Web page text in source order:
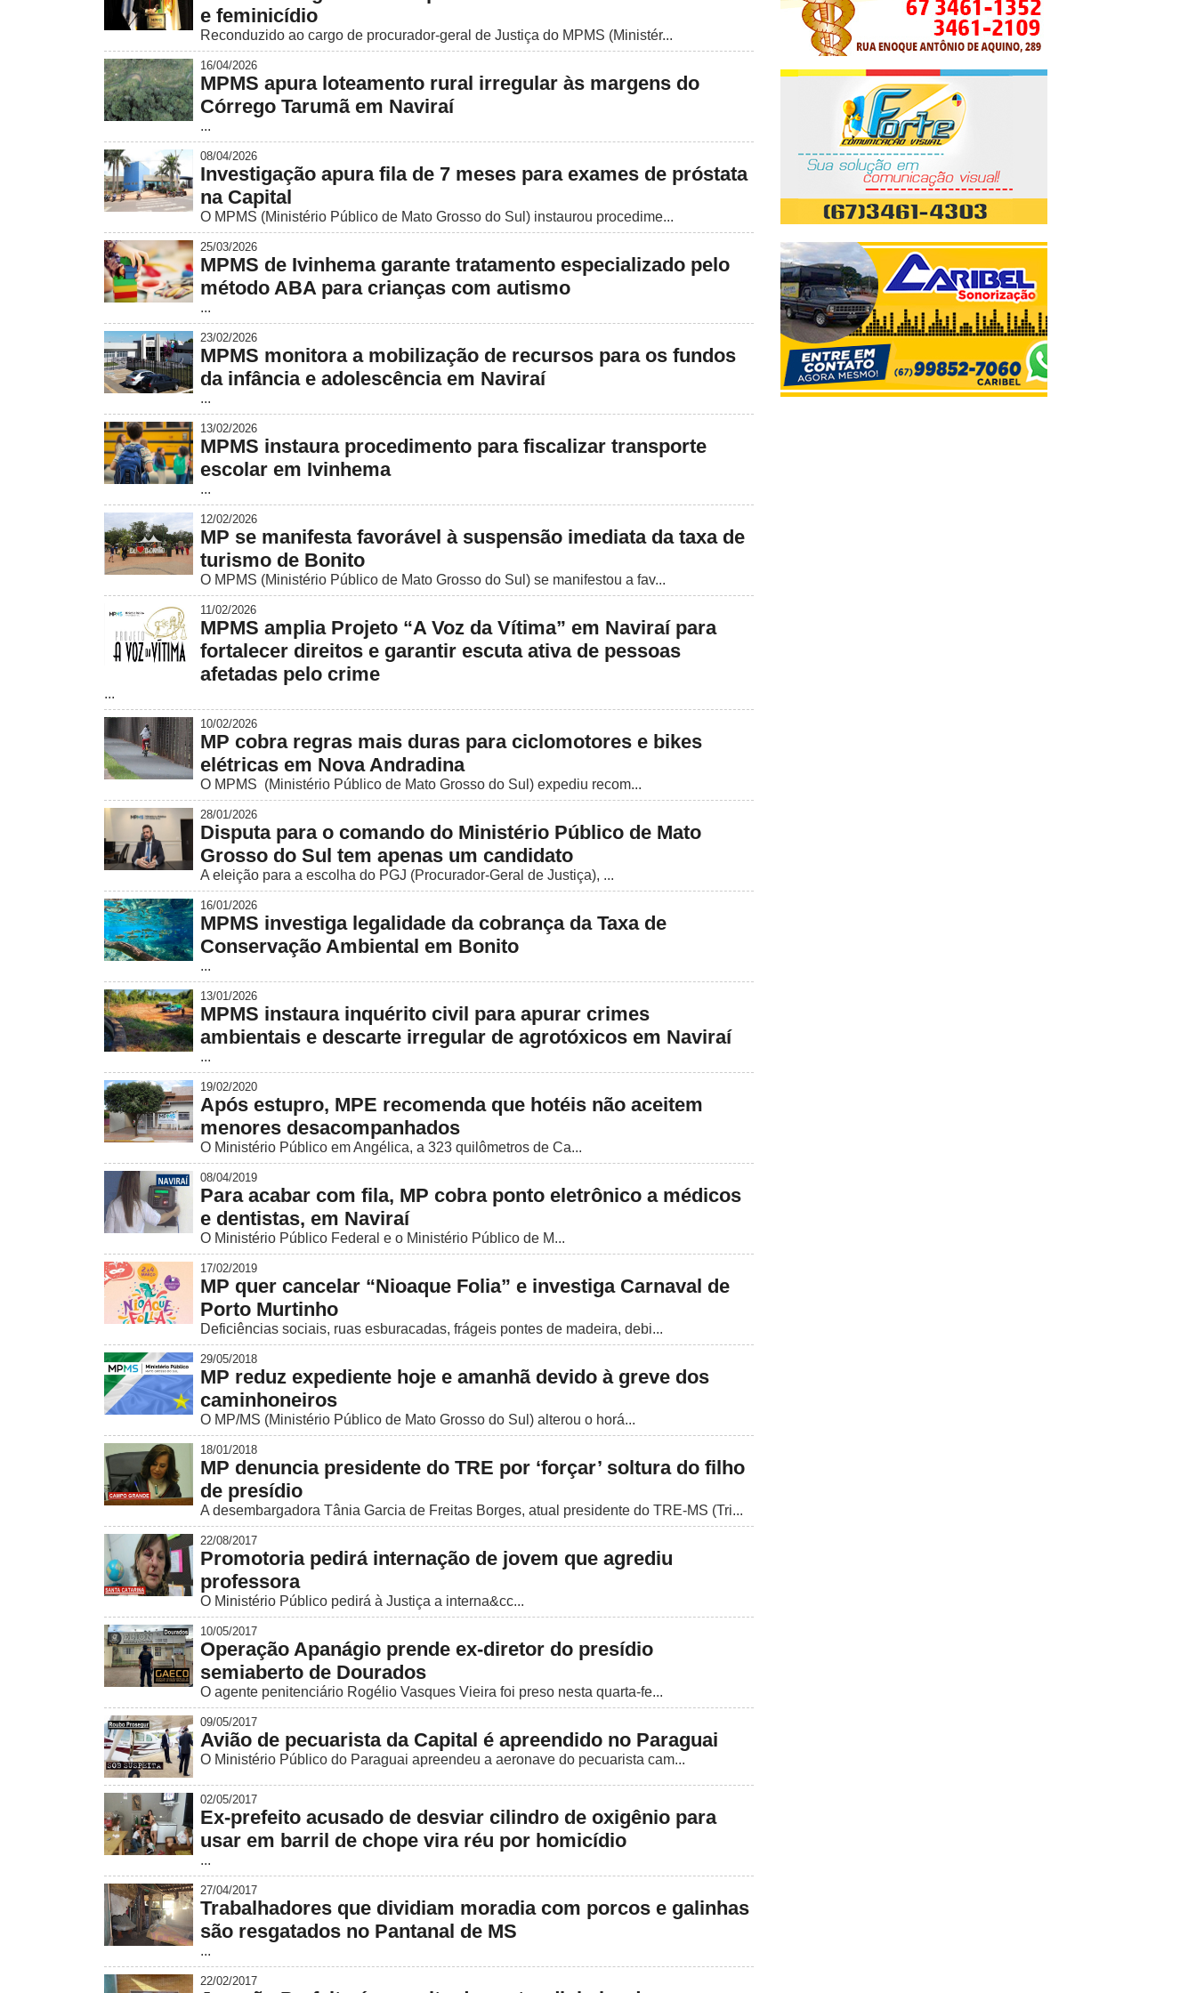
e feminicídio
Reconduzido ao cargo de procurador-geral de Justiça do MPMS (Ministér...
16/04/2026
MPMS apura loteamento rural irregular às margens do
Córrego Tarumã em Naviraí
...
08/04/2026
Investigação apura fila de 7 meses para exames de próstata
na Capital
O MPMS (Ministério Público de Mato Grosso do Sul) instaurou procedime...
25/03/2026
MPMS de Ivinhema garante tratamento especializado pelo
método ABA para crianças com autismo
...
23/02/2026
MPMS monitora a mobilização de recursos para os fundos
da infância e adolescência em Naviraí
...
13/02/2026
MPMS instaura procedimento para fiscalizar transporte
escolar em Ivinhema
...
12/02/2026
MP se manifesta favorável à suspensão imediata da taxa de
turismo de Bonito
O MPMS (Ministério Público de Mato Grosso do Sul) se manifestou a fav...
11/02/2026
MPMS amplia Projeto “A Voz da Vítima” em Naviraí para
fortalecer direitos e garantir escuta ativa de pessoas
afetadas pelo crime
...
10/02/2026
MP cobra regras mais duras para ciclomotores e bikes
elétricas em Nova Andradina
O MPMS (Ministério Público de Mato Grosso do Sul) expediu recom...
28/01/2026
Disputa para o comando do Ministério Público de Mato
Grosso do Sul tem apenas um candidato
A eleição para a escolha do PGJ (Procurador-Geral de Justiça), ...
16/01/2026
MPMS investiga legalidade da cobrança da Taxa de
Conservação Ambiental em Bonito
...
13/01/2026
MPMS instaura inquérito civil para apurar crimes
ambientais e descarte irregular de agrotóxicos em Naviraí
...
19/02/2020
Após estupro, MPE recomenda que hotéis não aceitem
menores desacompanhados
O Ministério Público em Angélica, a 323 quilômetros de Ca...
08/04/2019
Para acabar com fila, MP cobra ponto eletrônico a médicos
e dentistas, em Naviraí
O Ministério Público Federal e o Ministério Público de M...
17/02/2019
MP quer cancelar “Nioaque Folia” e investiga Carnaval de
Porto Murtinho
Deficiências sociais, ruas esburacadas, frágeis pontes de madeira, debi...
29/05/2018
MP reduz expediente hoje e amanhã devido à greve dos
caminhoneiros
O MP/MS (Ministério Público de Mato Grosso do Sul) alterou o horá...
18/01/2018
MP denuncia presidente do TRE por ‘forçar’ soltura do filho
de presídio
A desembargadora Tânia Garcia de Freitas Borges, atual presidente do TRE-MS (Tri...
22/08/2017
Promotoria pedirá internação de jovem que agrediu
professora
O Ministério Público pedirá à Justiça a interna&cc...
10/05/2017
Operação Apanágio prende ex-diretor do presídio
semiaberto de Dourados
O agente penitenciário Rogélio Vasques Vieira foi preso nesta quarta-fe...
09/05/2017
Avião de pecuarista da Capital é apreendido no Paraguai
O Ministério Público do Paraguai apreendeu a aeronave do pecuarista cam...
02/05/2017
Ex-prefeito acusado de desviar cilindro de oxigênio para
usar em barril de chope vira réu por homicídio
...
27/04/2017
Trabalhadores que dividiam moradia com porcos e galinhas
são resgatados no Pantanal de MS
...
22/02/2017